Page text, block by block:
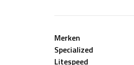
Merken
Specialized
Litespeed